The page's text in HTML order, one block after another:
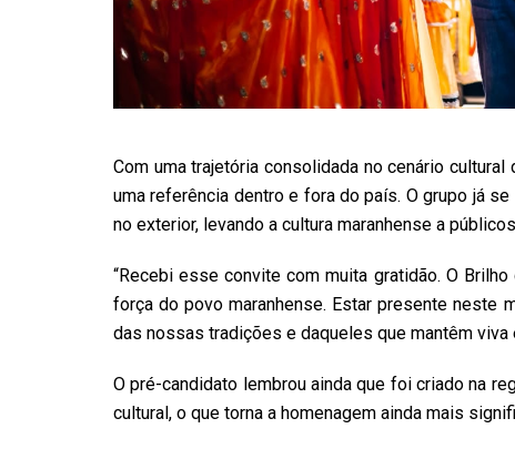
Com uma trajetória consolidada no cenário
uma referência dentro e fora do país. O grupo já
no exterior, levando a cultura maranhense a
“Recebi esse convite com muita gratidão. O
força do povo maranhense. Estar presente neste
das nossas tradições e daqueles que mantêm viva
O pré-candidato lembrou ainda que foi criado na
cultural, o que torna a homenagem ainda mais